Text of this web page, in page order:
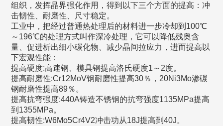
组织，发挥晶界强化作用，得到以下三个方面的提高：冲
击韧性、耐磨性、尺寸稳定。
工业中，把经过普通热处理后的材料进一步冷却到100℃
～196℃的处理方式叫作深冷处理，它可以降低残奥含
量、促进析出细小碳化物、减少晶间拉应力，进而提高以
下宏观性能：
提高硬度:高速钢、模具钢提高洛氏硬度1～2度。
提高耐磨性:Cr12MoV钢耐磨性提高30％，20Ni3Mo渗碳
钢耐磨性提高89％。
提高抗弯强度:440A铸造不锈钢的抗弯强度1135MPa提高
到1355MPa。
提高韧性:W6Mo5Cr4V2冲击功从18J提高到40J。